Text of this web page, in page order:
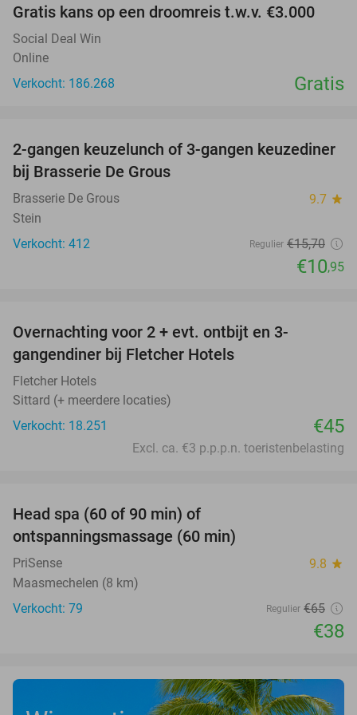
Gratis kans op een droomreis t.w.v. €3.000
Social Deal Win
Online
Verkocht: 186.268
Gratis
30%
2-gangen keuzelunch of 3-gangen keuzediner
bij Brasserie De Grous
Brasserie De Grous 9.7 star
Stein
Verkocht: 412
Regulier €15,70
€10,95
Overnachting voor 2 + evt. ontbijt en 3-
gangendiner bij Fletcher Hotels
Fletcher Hotels
Sittard (+ meerdere locaties)
Verkocht: 18.251
€45
Excl. ca. €3 p.p.p.n. toeristenbelasting
Head spa (60 of 90 min) of
ontspanningsmassage (60 min)
PriSense 9.8 star
Maasmechelen (8 km)
Verkocht: 79
Regulier €65
€38